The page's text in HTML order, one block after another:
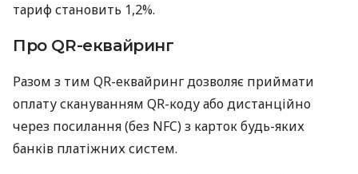
тариф становить 1,2%.
Про QR-еквайринг
Разом з тим QR-еквайринг дозволяє приймати
оплату скануванням QR-коду або дистанційно
через посилання (без NFC) з карток будь-яких
банків платіжних систем.